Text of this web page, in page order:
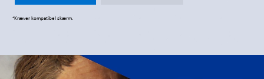
*Kræver kompatibel skærm.